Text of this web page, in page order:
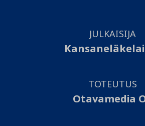
JULKAISIJA
TOTEUTUS
Otavamedia